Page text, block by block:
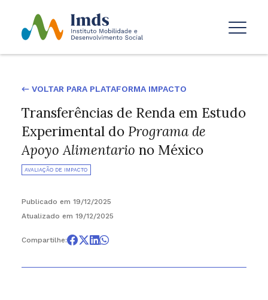
← VOLTAR PARA PLATAFORMA IMPACTO
Transferências de Renda em Estudo
Experimental do Programa de
Apoyo Alimentario no México
AVALIAÇÃO DE IMPACTO
Publicado em 19/12/2025
Atualizado em 19/12/2025
Compartilhe: